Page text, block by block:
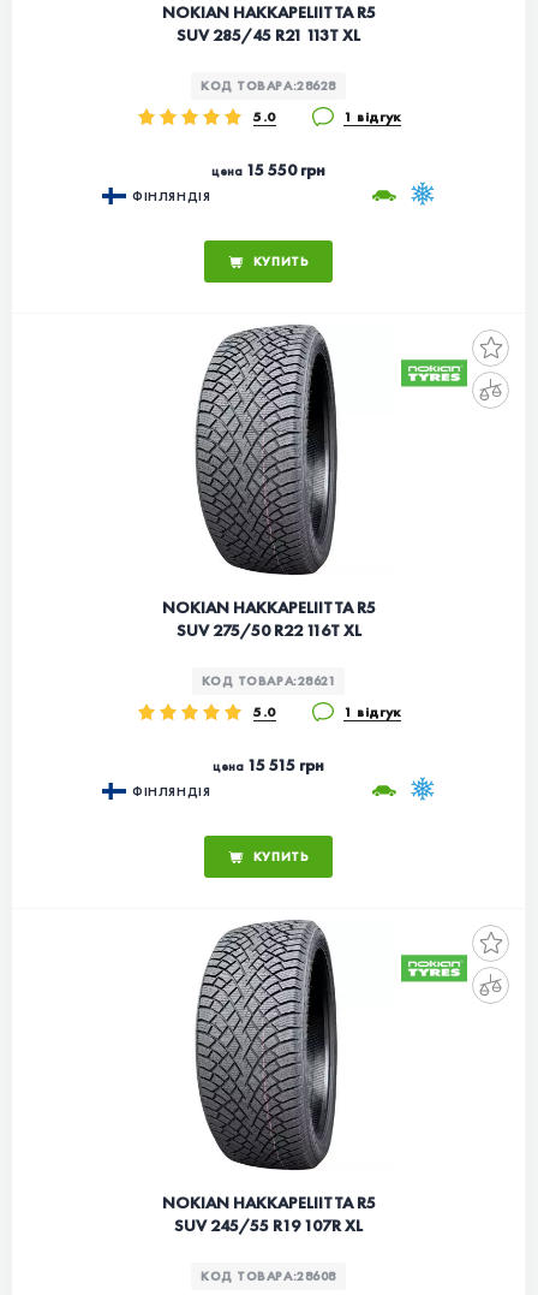
NOKIAN HAKKAPELIITTA R5
SUV 285/45 R21 113T XL
КОД ТОВАРА:28628
5.0 1 відгук
цена 15 550 грн
ФІНЛЯНДІЯ
КУПИТЬ
NOKIAN HAKKAPELIITTA R5
SUV 275/50 R22 116T XL
КОД ТОВАРА:28621
5.0 1 відгук
цена 15 515 грн
ФІНЛЯНДІЯ
КУПИТЬ
NOKIAN HAKKAPELIITTA R5
SUV 245/55 R19 107R XL
КОД ТОВАРА:28608